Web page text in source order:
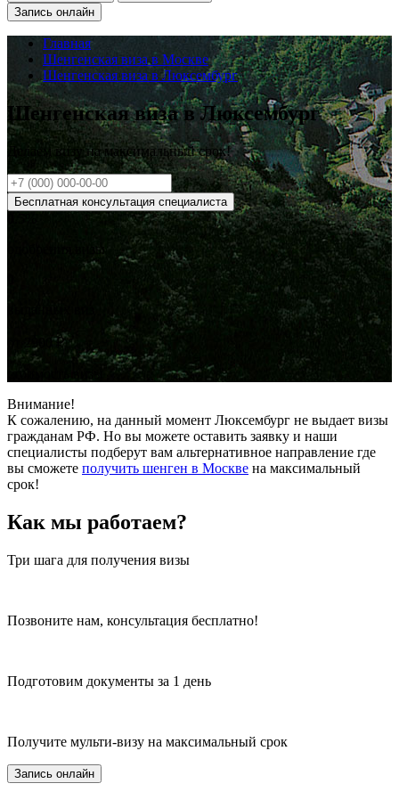
Запись онлайн
Главная
Шенгенская виза в Москве
Шенгенская виза в Люксембург
Шенгенская виза в Люксембург
Делаем визу намаксимальныйсрок!
Бесплатная консультация специалиста
одобрения визы
2900₽
Внимание!
К сожалению, на данный момент Люксембург не выдает визы
гражданам РФ. Но вы можете оставить заявку и наши
специалисты подберут вам альтернативное направление где
вы сможете получить шенген в Москве на максимальный
срок!
Как мы работаем?
Три шага для получения визы
Позвоните нам, консультация бесплатно!
Подготовим документы за 1 день
Получите мульти-визу на максимальный срок
Запись онлайн